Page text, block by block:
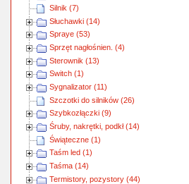
Silnik (7)
Słuchawki (14)
Spraye (53)
Sprzęt nagłośnien. (4)
Sterownik (13)
Switch (1)
Sygnalizator (11)
Szczotki do silników (26)
Szybkozłączki (9)
Śruby, nakrętki, podkł (14)
Świąteczne (1)
Taśm led (1)
Taśma (14)
Termistory, pozystory (44)